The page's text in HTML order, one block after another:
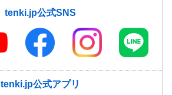
tenki.jp公式SNS
tenki.jp公式アプリ